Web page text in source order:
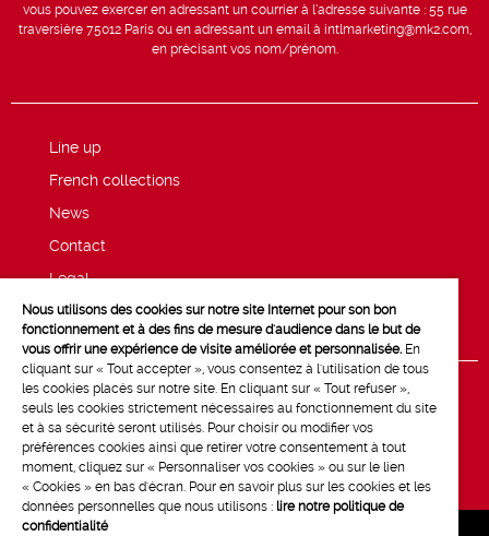
vous pouvez exercer en adressant un courrier à l’adresse suivante : 55 rue
traversière 75012 Paris ou en adressant un email à intlmarketing@mk2.com,
en précisant vos nom/prénom.
Line up
French collections
News
Contact
Legal
Privacy and cookie policy
Nous utilisons des cookies sur notre site Internet pour son bon
fonctionnement et à des fins de mesure d'audience dans le but de
vous offrir une expérience de visite améliorée et personnalisée. En
cliquant sur « Tout accepter », vous consentez à l'utilisation de tous
les cookies placés sur notre site. En cliquant sur « Tout refuser »,
seuls les cookies strictement nécessaires au fonctionnement du site
et à sa sécurité seront utilisés. Pour choisir ou modifier vos
préférences cookies ainsi que retirer votre consentement à tout
moment, cliquez sur « Personnaliser vos cookies » ou sur le lien
« Cookies » en bas d'écran. Pour en savoir plus sur les cookies et les
données personnelles que nous utilisons : lire notre politique de
confidentialité